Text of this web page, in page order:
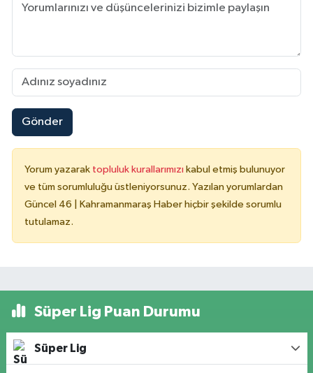
Gönder
Yorum yazarak topluluk kurallarımızı kabul etmiş bulunuyor
ve tüm sorumluluğu üstleniyorsunuz. Yazılan yorumlardan
Güncel 46 | Kahramanmaraş Haber hiçbir şekilde sorumlu
tutulamaz.
Süper Lig Puan Durumu
Süper Lig